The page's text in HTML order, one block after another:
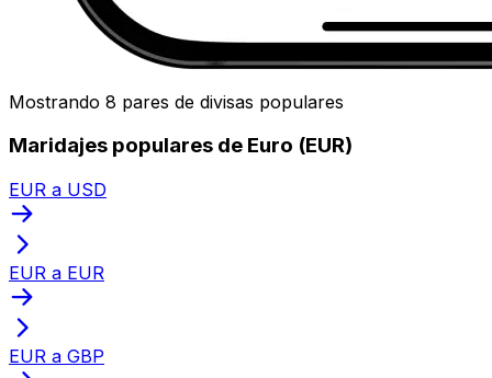
Mostrando 8 pares de divisas populares
Maridajes populares de Euro (EUR)
EUR a USD
EUR a EUR
EUR a GBP